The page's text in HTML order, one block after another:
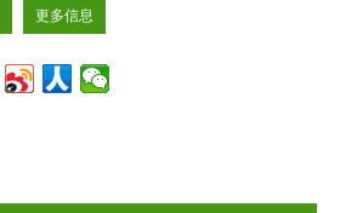
更多信息